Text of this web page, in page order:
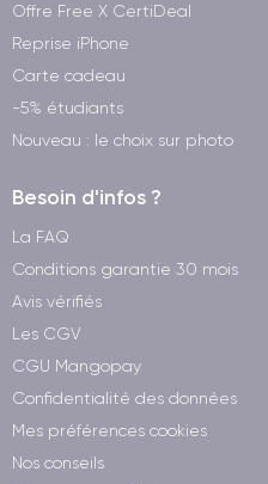
Offre Free X CertiDeal
Reprise iPhone
Carte cadeau
-5% étudiants
Nouveau : le choix sur photo
Besoin d'infos ?
La FAQ
Conditions garantie 30 mois
Avis vérifiés
Les CGV
CGU Mangopay
Confidentialité des données
Mes préférences cookies
Nos conseils